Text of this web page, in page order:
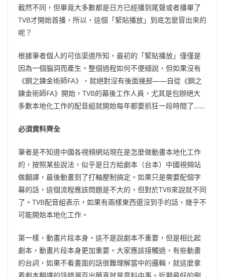
截然不同，但畢竟大多數都是日方已經播到尾聲或者播畢了
TVB才開始首播，所以，這個「緊貼播放」到底怎麼冒出來的
呢？
根據筆者個人的可信渠道所知，最初的「緊貼播放」僅僅是
因為一個腦洞而產生。整個過程如何不便細說，但如果沒有
《鋼之鍊金術師FA》，就絕對沒有後面幾部——自從《鋼之
鍊金術師FA》開始，TVB的幕後工作人員，尤其是包辦絕大
多數本地化工作的配音組就開始每年都要抓狂一段時間了……
必須資料齊全
筆者是不知道中國各視頻網站現在是怎麼做動畫本地化工作
的，按照某些說法，似乎是日方給劇本（台本）中國視頻站
做翻譯，最後動畫到了打軸壓制搞定。如果只是需要配個字
幕的話，這個流程應該問題是不大的，但對於TVB來說就不同
了。TVB配音組表示，如果有兩樣東西還沒到手的話，幾乎不
可能開始本地化工作。
第一樣，動畫片段本身。這不是說劇本不重要，但是相比起
劇本，動畫片段本身更加重要。大家應該接觸過，有些動畫
的台詞，如果不看畫面的話很難理解當中的邏輯，就這麼拿